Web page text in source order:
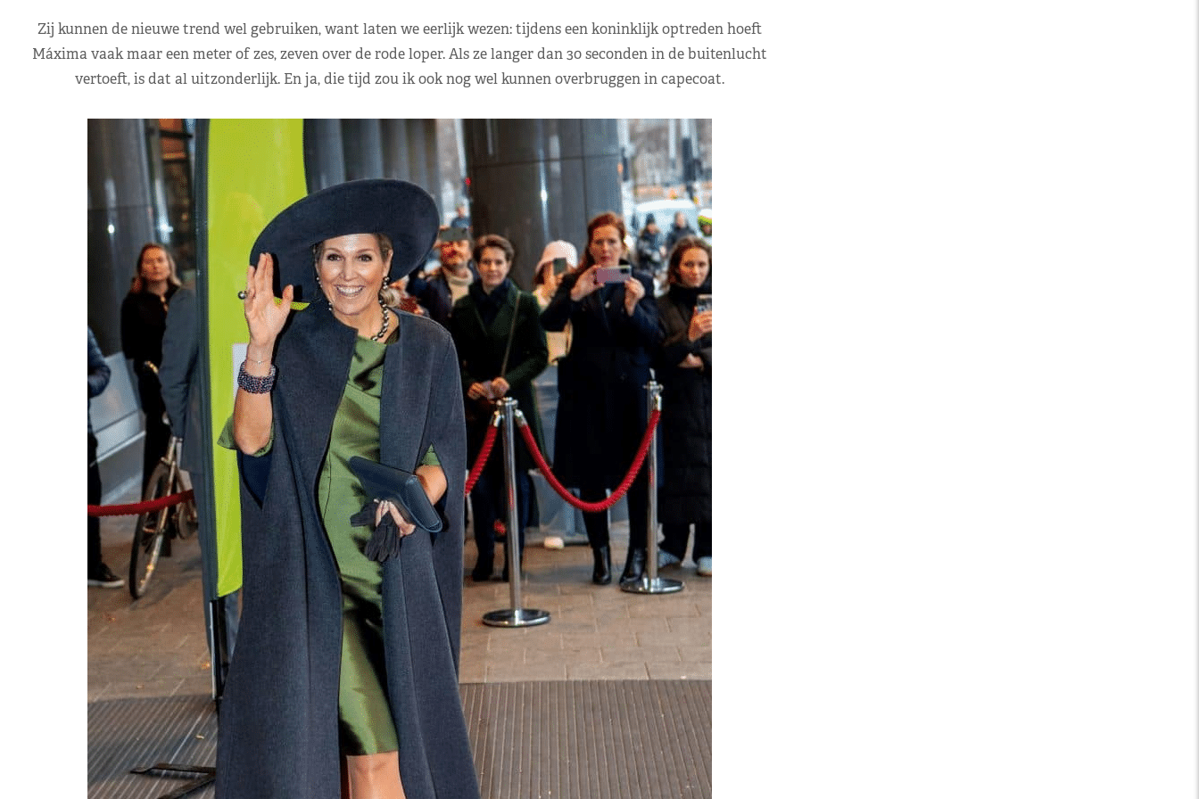
Zij kunnen de nieuwe trend wel gebruiken, want laten we eerlijk wezen: tijdens een koninklijk optreden hoeft
Máxima vaak maar een meter of zes, zeven over de rode loper. Als ze langer dan 30 seconden in de buitenlucht
vertoeft, is dat al uitzonderlijk. En ja, die tijd zou ik ook nog wel kunnen overbruggen in capecoat.